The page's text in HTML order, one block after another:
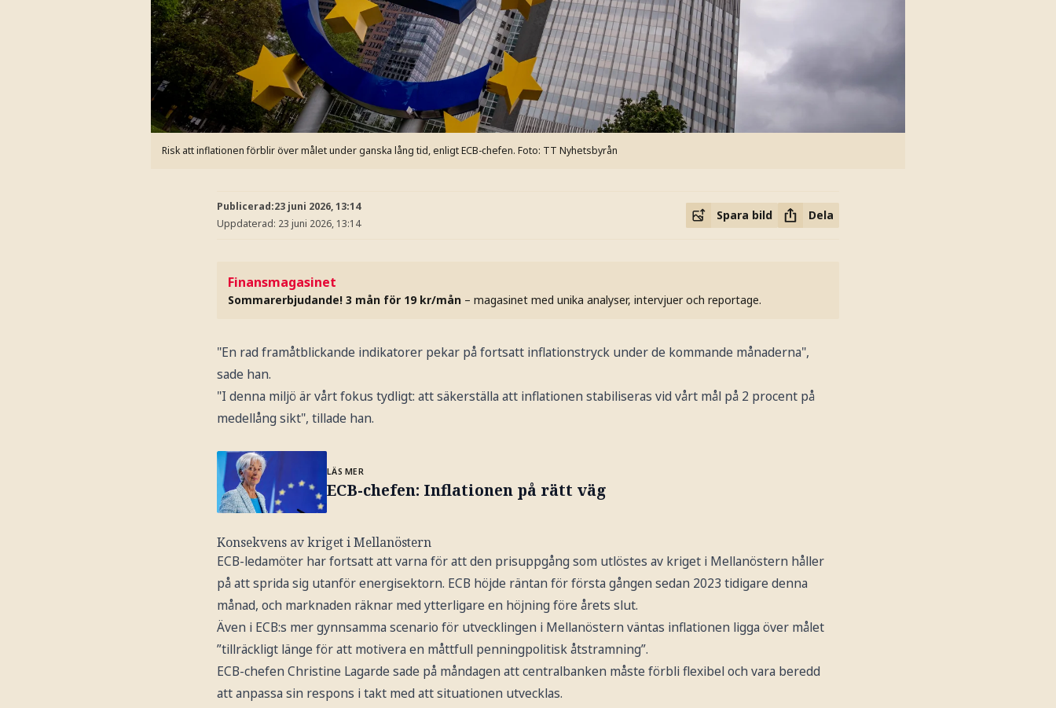
Risk att inflationen förblir över målet under ganska lång tid, enligt ECB-chefen. Foto: TT Nyhetsbyrån
Publicerad:23 juni 2026, 13:14
Uppdaterad: 23 juni 2026, 13:14
Spara bild Dela
Finansmagasinet
Sommarerbjudande! 3 mån för 19 kr/mån – magasinet med unika analyser, intervjuer och reportage.
"En rad framåtblickande indikatorer pekar på fortsatt inflationstryck under de kommande månaderna",
sade han.
"I denna miljö är vårt fokus tydligt: att säkerställa att inflationen stabiliseras vid vårt mål på 2 procent på
medellång sikt", tillade han.
LÄS MER
ECB-chefen: Inflationen på rätt väg
Konsekvens av kriget i Mellanöstern
ECB-ledamöter har fortsatt att varna för att den prisuppgång som utlöstes av kriget i Mellanöstern håller
på att sprida sig utanför energisektorn. ECB höjde räntan för första gången sedan 2023 tidigare denna
månad, och marknaden räknar med ytterligare en höjning före årets slut.
Även i ECB:s mer gynnsamma scenario för utvecklingen i Mellanöstern väntas inflationen ligga över målet
”tillräckligt länge för att motivera en måttfull penningpolitisk åtstramning”.
ECB-chefen Christine Lagarde sade på måndagen att centralbanken måste förbli flexibel och vara beredd
att anpassa sin respons i takt med att situationen utvecklas.